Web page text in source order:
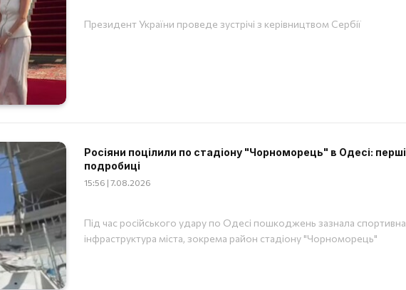
Президент України проведе зустрічі з керівництвом Сербії
Росіяни поцілили по стадіону "Чорноморець" в Одесі: перші
подробиці
15:56 | 7.08.2026
Під час російського удару по Одесі пошкоджень зазнала спортивна
інфраструктура міста, зокрема район стадіону "Чорноморець"